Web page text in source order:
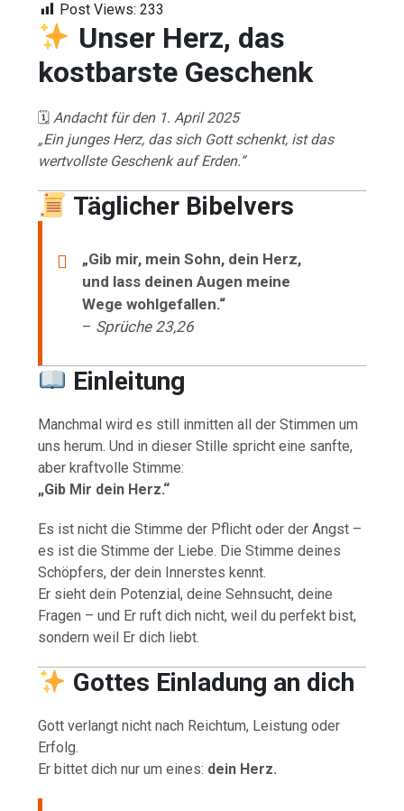
Post Views: 233
Unser Herz, das
kostbarste Geschenk
🗓Andacht für den 1. April 2025
„Ein junges Herz, das sich Gott schenkt, ist das
wertvollste Geschenk auf Erden.“
Täglicher Bibelvers
„Gib mir, mein Sohn, dein Herz,
und lass deinen Augen meine
Wege wohlgefallen.“
– Sprüche 23,26
Einleitung
Manchmal wird es still inmitten all der Stimmen um
uns herum. Und in dieser Stille spricht eine sanfte,
aber kraftvolle Stimme:
„Gib Mir dein Herz.“
Es ist nicht die Stimme der Pflicht oder der Angst –
es ist die Stimme der Liebe. Die Stimme deines
Schöpfers, der dein Innerstes kennt.
Er sieht dein Potenzial, deine Sehnsucht, deine
Fragen – und Er ruft dich nicht, weil du perfekt bist,
sondern weil Er dich liebt.
Gottes Einladung an dich
Gott verlangt nicht nach Reichtum, Leistung oder
Erfolg.
Er bittet dich nur um eines: dein Herz.